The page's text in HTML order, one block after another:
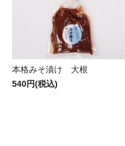
本格みそ漬け 大根
540円(税込)